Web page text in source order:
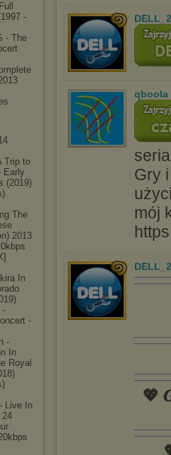
-
- The
Trip to
Early
(2019)
The
2013
In
-
-
-
In
Royal
Live In
24
qboola
Gry
mój
💖